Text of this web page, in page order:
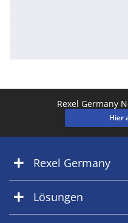
Rexel Germany
Hier
Rexel Germany
Lösungen